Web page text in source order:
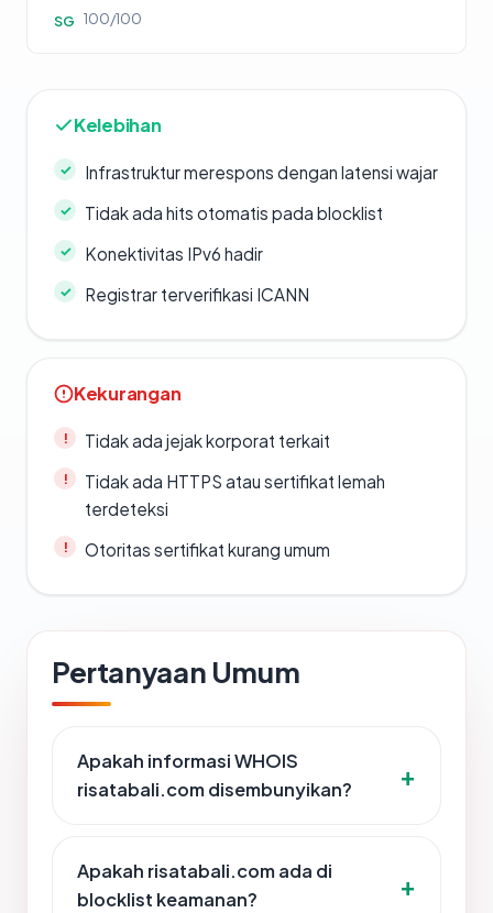
SG 100/100
Kelebihan
Infrastruktur merespons dengan latensi wajar
Tidak ada hits otomatis pada blocklist
Konektivitas IPv6 hadir
Registrar terverifikasi ICANN
Kekurangan
Tidak ada jejak korporat terkait
Tidak ada HTTPS atau sertifikat lemah
terdeteksi
Otoritas sertifikat kurang umum
Pertanyaan Umum
Apakah informasi WHOIS
risatabali.com disembunyikan?
Apakah risatabali.com ada di
blocklist keamanan?